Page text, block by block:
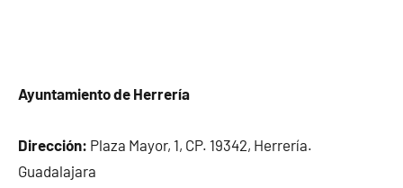
Ayuntamiento de Herrería
Dirección: Plaza Mayor, 1, CP. 19342, Herrería.
Guadalajara